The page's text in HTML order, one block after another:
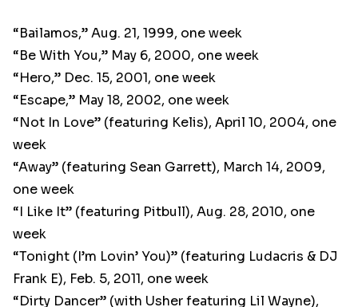
“Bailamos,” Aug. 21, 1999, one week
“Be With You,” May 6, 2000, one week
“Hero,” Dec. 15, 2001, one week
“Escape,” May 18, 2002, one week
“Not In Love” (featuring Kelis), April 10, 2004, one
week
“Away” (featuring Sean Garrett), March 14, 2009,
one week
“I Like It” (featuring Pitbull), Aug. 28, 2010, one
week
“Tonight (I’m Lovin’ You)” (featuring Ludacris & DJ
Frank E), Feb. 5, 2011, one week
“Dirty Dancer” (with Usher featuring Lil Wayne),